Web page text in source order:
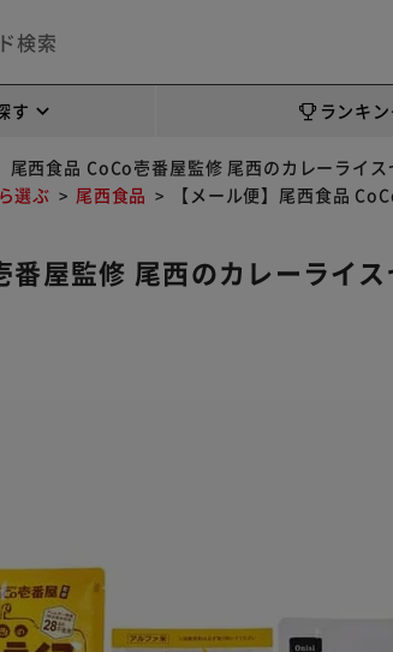
す ランキ
尾西食品 CoCo壱番屋監修 尾西のカレーライ
選ぶ 尾西食品 【メール便】尾西食品
番屋監修 尾西のカレーライス